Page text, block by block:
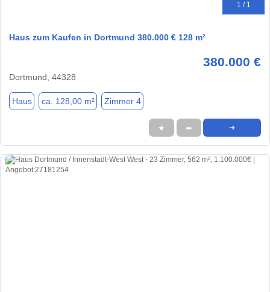
1 / 1
Haus zum Kaufen in Dortmund 380.000 € 128 m²
380.000 €
Dortmund, 44328
Haus ca. 128,00 m² Zimmer 4
★ ➦ ➜